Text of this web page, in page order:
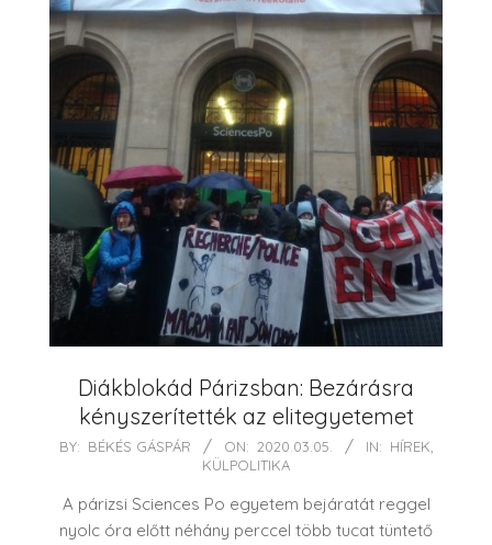
Diákblokád Párizsban: Bezárásra
kényszerítették az elitegyetemet
2020-
05
BY: BÉKÉS GÁSPÁR ON: 2020.03.05. IN: HÍREK,
KÜLPOLITIKA
A párizsi Sciences Po egyetem bejáratát reggel
nyolc óra előtt néhány perccel több tucat tüntető